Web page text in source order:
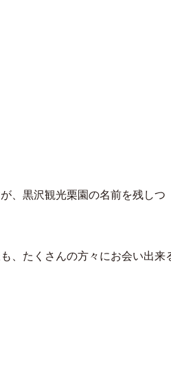
、黒沢観光栗園の名前を残しつ
、たくさんの方々にお会い出来